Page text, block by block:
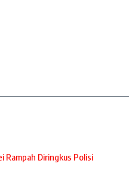
Rampah Diringkus Polisi